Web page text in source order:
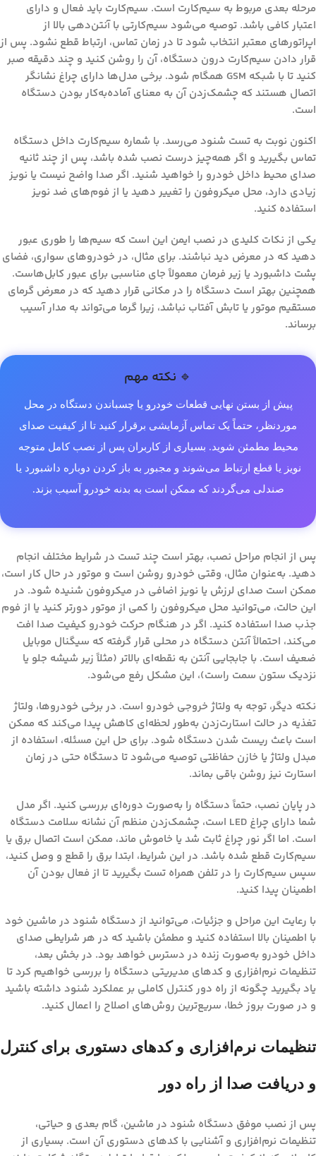
مرحله بعدی مربوط به سیم‌کارت است. سیم‌کارت باید فعال و دارای
اعتبار کافی باشد. توصیه می‌شود سیم‌کارتی با آنتن‌دهی بالا از
اپراتورهای معتبر انتخاب شود تا در زمان تماس، ارتباط قطع نشود. پس از
قرار دادن سیم‌کارت درون دستگاه، آن را روشن کنید و چند دقیقه صبر
کنید تا با شبکه GSM همگام شود. برخی مدل‌ها دارای چراغ نشانگر
اتصال هستند که چشمک‌زدن آن به معنای آماده‌به‌کار بودن دستگاه
است.
اکنون نوبت به تست شنود می‌رسد. با شماره سیم‌کارت داخل دستگاه
تماس بگیرید و اگر همه‌چیز درست نصب شده باشد، پس از چند ثانیه
صدای محیط داخل خودرو را خواهید شنید. اگر صدا واضح نیست یا نویز
زیادی دارد، محل میکروفون را تغییر دهید یا از فوم‌های ضد نویز
استفاده کنید.
یکی از نکات کلیدی در نصب ایمن این است که سیم‌ها را طوری عبور
دهید که در معرض دید نباشند. برای مثال، در خودروهای سواری، فضای
پشت داشبورد یا زیر فرمان معمولاً جای مناسبی برای عبور کابل‌هاست.
همچنین بهتر است دستگاه را در مکانی قرار دهید که در معرض گرمای
مستقیم موتور یا تابش آفتاب نباشد، زیرا گرما می‌تواند به مدار آسیب
برساند.
🔹 نکته مهم
پیش از بستن نهایی قطعات خودرو یا چسباندن دستگاه در محل
موردنظر، حتماً یک تماس آزمایشی برقرار کنید تا از کیفیت صدای
محیط مطمئن شوید. بسیاری از کاربران پس از نصب کامل متوجه
نویز یا قطع ارتباط می‌شوند و مجبور به باز کردن دوباره داشبورد یا
صندلی می‌گردند که ممکن است به بدنه خودرو آسیب بزند.
پس از انجام مراحل نصب، بهتر است چند تست در شرایط مختلف انجام
دهید. به‌عنوان مثال، وقتی خودرو روشن است و موتور در حال کار است،
ممکن است صدای لرزش یا نویز اضافی در میکروفون شنیده شود. در
این حالت، می‌توانید محل میکروفون را کمی از موتور دورتر کنید یا از فوم
جذب صدا استفاده کنید. اگر در هنگام حرکت خودرو کیفیت صدا افت
می‌کند، احتمالاً آنتن دستگاه در محلی قرار گرفته که سیگنال موبایل
ضعیف است. با جابجایی آنتن به نقطه‌ای بالاتر (مثلاً زیر شیشه جلو یا
نزدیک ستون سمت راست)، این مشکل رفع می‌شود.
نکته دیگر، توجه به ولتاژ خروجی خودرو است. در برخی خودروها، ولتاژ
تغذیه در حالت استارت‌زدن به‌طور لحظه‌ای کاهش پیدا می‌کند که ممکن
است باعث ریست شدن دستگاه شود. برای حل این مسئله، استفاده از
مبدل ولتاژ یا خازن حفاظتی توصیه می‌شود تا دستگاه حتی در زمان
استارت نیز روشن باقی بماند.
در پایان نصب، حتماً دستگاه را به‌صورت دوره‌ای بررسی کنید. اگر مدل
شما دارای چراغ LED است، چشمک‌زدن منظم آن نشانه سلامت دستگاه
است. اما اگر نور چراغ ثابت شد یا خاموش ماند، ممکن است اتصال برق یا
سیم‌کارت قطع شده باشد. در این شرایط، ابتدا برق را قطع و وصل کنید،
سپس سیم‌کارت را در تلفن همراه تست بگیرید تا از فعال بودن آن
اطمینان پیدا کنید.
با رعایت این مراحل و جزئیات، می‌توانید از دستگاه شنود در ماشین خود
با اطمینان بالا استفاده کنید و مطمئن باشید که در هر شرایطی صدای
داخل خودرو به‌صورت زنده در دسترس خواهد بود. در بخش بعد،
تنظیمات نرم‌افزاری و کدهای مدیریتی دستگاه را بررسی خواهیم کرد تا
یاد بگیرید چگونه از راه دور کنترل کاملی بر عملکرد شنود داشته باشید
و در صورت بروز خطا، سریع‌ترین روش‌های اصلاح را اعمال کنید.
تنظیمات نرم‌افزاری و کدهای دستوری برای کنترل
و دریافت صدا از راه دور
پس از نصب موفق دستگاه شنود در ماشین، گام بعدی و حیاتی،
تنظیمات نرم‌افزاری و آشنایی با کدهای دستوری آن است. بسیاری از